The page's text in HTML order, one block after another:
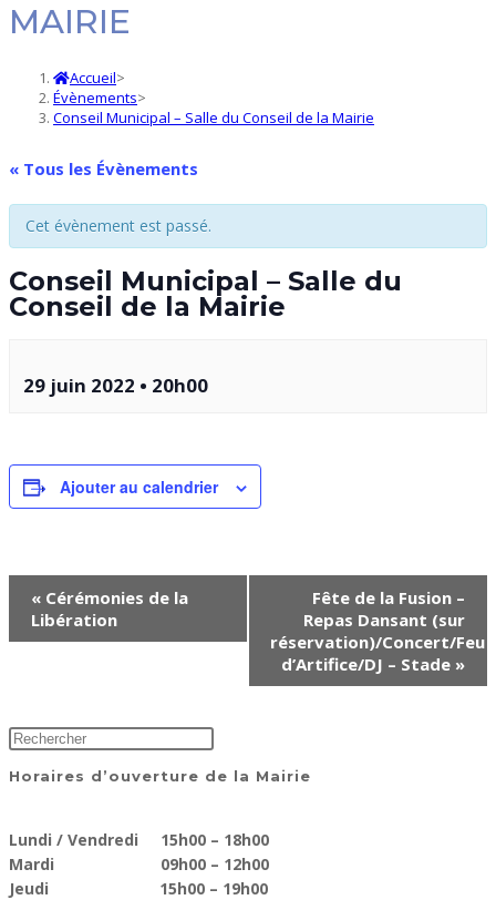
MAIRIE
Accueil>
Évènements>
Conseil Municipal – Salle du Conseil de la Mairie
« Tous les Évènements
Cet évènement est passé.
Conseil Municipal – Salle du
Conseil de la Mairie
29 juin 2022 • 20h00
Ajouter au calendrier
Navigation
Évènement
« Cérémonies de la
Libération
Fête de la Fusion –
Repas Dansant (sur
réservation)/Concert/Feu
d’Artifice/DJ – Stade »
Horaires d’ouverture de la Mairie
Lundi / Vendredi 15h00 – 18h00
Mardi 09h00 – 12h00
Jeudi 15h00 – 19h00